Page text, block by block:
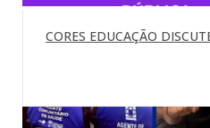
CORES EDUCAÇÃO